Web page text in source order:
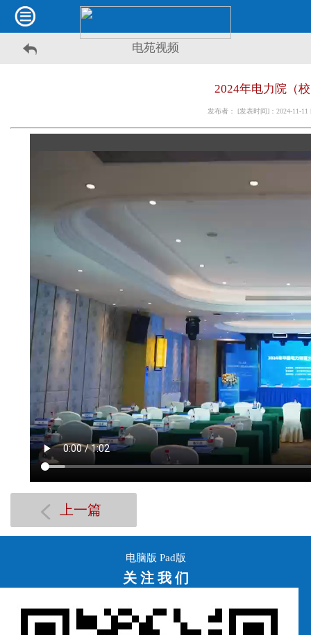
电苑视频
2024年电力院（
发布者： [发表时间]：2024-11-
上一篇
电脑版 Pad版
关 注 我 们